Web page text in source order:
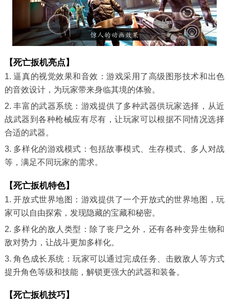
【死亡扳机亮点】
1. 逼真的视觉效果和音效：游戏采用了高级图形技术和出色
的音效设计，为玩家带来身临其境的体验。
2. 丰富的武器系统：游戏提供了多种武器供玩家选择，从近
战武器到各种枪械应有尽有，让玩家可以根据不同情况选择
合适的武器。
3. 多样化的游戏模式：包括故事模式、生存模式、多人对战
等，满足不同玩家的需求。
【死亡扳机特色】
1. 开放式世界地图：游戏提供了一个开放式的世界地图，玩
家可以自由探索，发现隐藏的宝藏和秘密。
2. 多样化的敌人类型：除了丧尸之外，还有各种变异生物和
敌对势力，让战斗更加多样化。
3. 角色成长系统：玩家可以通过完成任务、击败敌人等方式
提升角色等级和技能，解锁更强大的武器和装备。
【死亡扳机技巧】